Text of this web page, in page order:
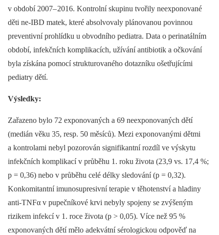
v období 2007–2016. Kontrolní skupinu tvořily neexponované
děti ne-IBD matek, které absolvovaly plánovanou povin­nou
preventivní prohlídku u obvodního pediatra. Data o perinatálním
období, infekčních komplikacích, užívání antibio­tik a očkování
byla získána pomocí strukturovaného dotazníku ošetřujícími
pediatry dětí.
Výsledky:
Zařazeno bylo 72 exponovaných a 69 neexponovaných dětí
(medián věku 35, resp. 50 měsíců). Mezi exponovanými dětmi
a kontrolami nebyl pozorován signifikantní rozdíl ve výskytu
infekčních komplikací v průběhu 1. roku života (23,9 vs. 17,4 %;
p = 0,36) nebo v průběhu celé délky sledování (p = 0,32).
Konkomitantní imunosupresivní terapie v těhotenství a hladiny
anti-TNFα v pupečníkové krvi nebyly spojeny se zvýšeným
rizikem infekcí v 1. roce života (p > 0,05). Více než 95 %
exponovaných dětí mělo adekvátní sérologickou odpověď na